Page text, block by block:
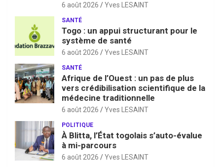
6 août 2026 Yves LESAINT
SANTÉ
Togo : un appui structurant pour le
système de santé
6 août 2026 Yves LESAINT
SANTÉ
Afrique de l’Ouest : un pas de plus
vers crédibilisation scientifique de la
médecine traditionnelle
6 août 2026 Yves LESAINT
POLITIQUE
À Blitta, l’État togolais s’auto-évalue
à mi-parcours
6 août 2026 Yves LESAINT